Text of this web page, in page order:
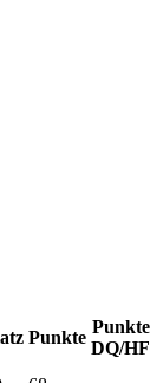
Punkte
Punkte
DQ/HF